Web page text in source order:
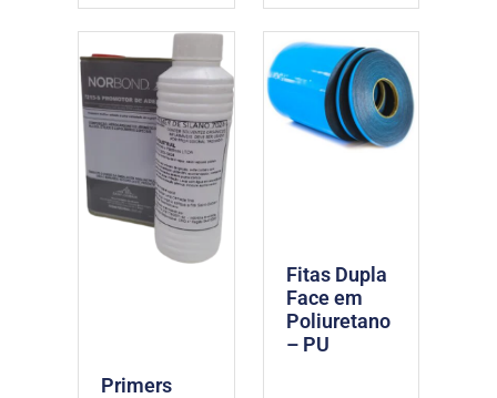
Primers
Fitas Dupla
Face em
Poliuretano
– PU